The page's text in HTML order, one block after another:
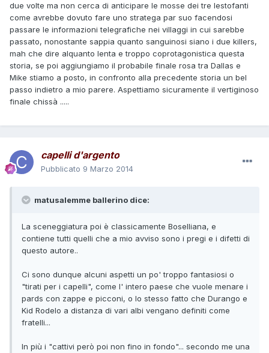
due volte ma non cerca di anticipare le mosse dei tre lestofanti
come avrebbe dovuto fare uno stratega par suo facendosi
passare le informazioni telegrafiche nei villaggi in cui sarebbe
passato, nonostante sappia quanto sanguinosi siano i due killers,
mah che dire alquanto lenta e troppo coprotagonistica questa
storia, se poi aggiungiamo il probabile finale rosa tra Dallas e
Mike stiamo a posto, in confronto alla precedente storia un bel
passo indietro a mio parere. Aspettiamo sicuramente il vertiginoso
finale chissà .....
capelli d'argento
Pubblicato 9 Marzo 2014
matusalemme ballerino dice:
La sceneggiatura poi è classicamente Boselliana, e
contiene tutti quelli che a mio avviso sono i pregi e i difetti di
questo autore..
Ci sono dunque alcuni aspetti un po' troppo fantasiosi o
"tirati per i capelli", come l' intero paese che vuole menare i
pards con zappe e picconi, o lo stesso fatto che Durango e
Kid Rodelo a distanza di vari albi vengano definiti come
fratelli...
In più i "cattivi però poi non fino in fondo"... secondo me una